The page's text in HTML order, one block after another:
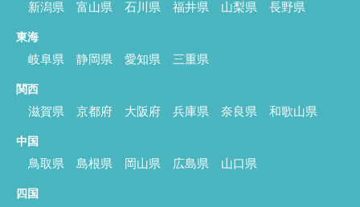
新潟県 富山県 石川県 福井県 山梨県 長野県
東海
岐阜県 静岡県 愛知県 三重県
関西
滋賀県 京都府 大阪府 兵庫県 奈良県 和歌山県
中国
鳥取県 島根県 岡山県 広島県 山口県
四国